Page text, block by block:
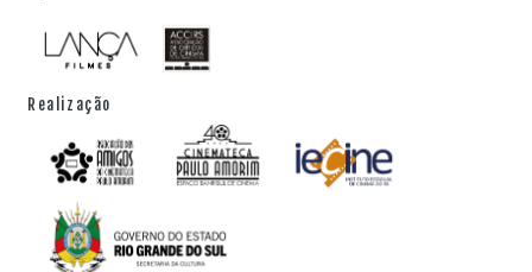
Realização